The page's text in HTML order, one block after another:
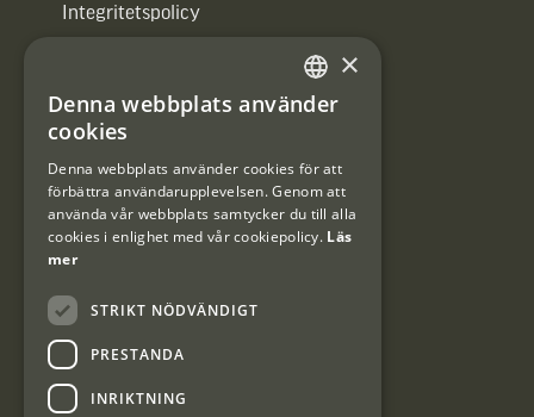
Integritetspolicy
#Interjaktfamily
Kundklubb
Information om kundklubben.
SWEDISH
×
Denna webbplats använder
cookies
Denna webbplats använder cookies för att
förbättra användarupplevelsen. Genom att
använda vår webbplats samtycker du till alla
cookies i enlighet med vår cookiepolicy. Läs
mer
STRIKT NÖDVÄNDIGT
PRESTANDA
INRIKTNING